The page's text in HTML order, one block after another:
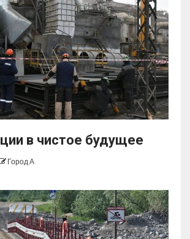
в чистое будущее
Город А